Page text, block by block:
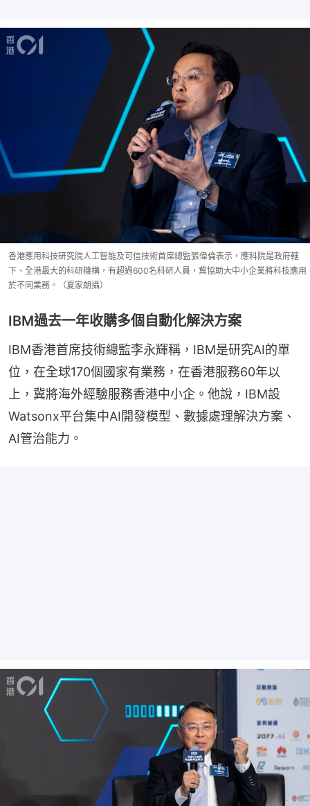
香港應用科技研究院人工智能及可信技術首席總監張偉倫表示，應科院是政府轄
下、全港最大的科研機構，有超過600名科研人員，冀協助大中小企業將科技應用
於不同業務。（夏家朗攝）
IBM過去一年收購多個自動化解決方案
IBM香港首席技術總監李永輝稱，IBM是研究AI的單
位，在全球170個國家有業務，在香港服務60年以
上，冀將海外經驗服務香港中小企。他說，IBM設
Watsonx平台集中AI開發模型、數據處理解決方案、
AI管治能力。